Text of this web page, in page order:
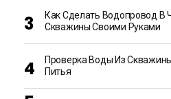
Как Сделать Водопровод В
Скважины Своими Руками
Проверка Воды Из
Питья